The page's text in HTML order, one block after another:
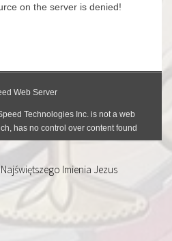
Imienia Jezus